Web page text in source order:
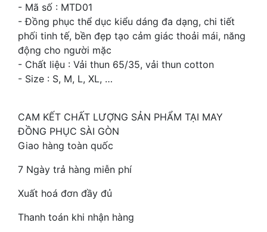
- Mã số : MTD01
- Đồng phục thể dục kiểu dáng đa dạng, chi tiết
phối tinh tế, bền đẹp tạo cảm giác thoải mái, năng
động cho người mặc
- Chất liệu : Vải thun 65/35, vải thun cotton
- Size : S, M, L, XL, …
CAM KẾT CHẤT LƯỢNG SẢN PHẨM TẠI MAY
ĐỒNG PHỤC SÀI GÒN
Giao hàng toàn quốc
7 Ngày trả hàng miễn phí
Xuất hoá đơn đầy đủ
Thanh toán khi nhận hàng